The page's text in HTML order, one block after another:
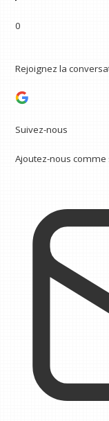
0
Rejoignez la
Suivez-nous
Ajoutez-nous